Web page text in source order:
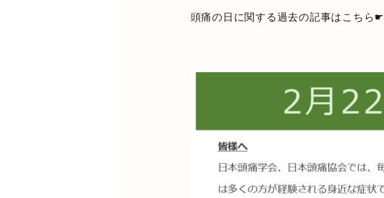
頭痛の日に関する過去の記事はこちら☛